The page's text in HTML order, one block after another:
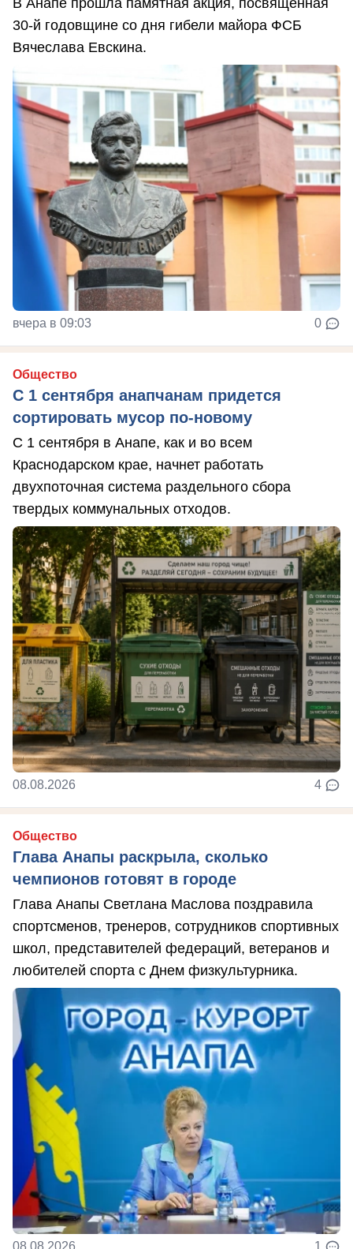
30-й годовщине со дня гибели майора ФСБ
Вячеслава Евскина.
вчера в 09:03 0
Общество
С 1 сентября анапчанам придется
сортировать мусор по-новому
С 1 сентября в Анапе, как и во всем
Краснодарском крае, начнет работать
двухпоточная система раздельного сбора
твердых коммунальных отходов.
08.08.2026 4
Общество
Глава Анапы раскрыла, сколько
чемпионов готовят в городе
Глава Анапы Светлана Маслова поздравила
спортсменов, тренеров, сотрудников спортивных
школ, представителей федераций, ветеранов и
любителей спорта с Днем физкультурника.
08.08.2026 1